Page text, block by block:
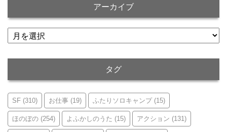
アーカイブ
ア
ー
タグ
SF (310) お仕事 (19) ふたりソロキャンプ(15)
ほのぼの (254) よふかしのうた (15) アクション (131)